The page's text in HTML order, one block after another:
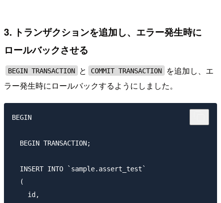
3. トランザクションを追加し、エラー発生時に
ロールバックさせる
BEGIN TRANSACTION と COMMIT TRANSACTION
を追加し、エ
ラー発生時にロールバックするようにしました。
BEGIN
  BEGIN TRANSACTION;
  INSERT INTO `sample.assert_test`
  (
    id,